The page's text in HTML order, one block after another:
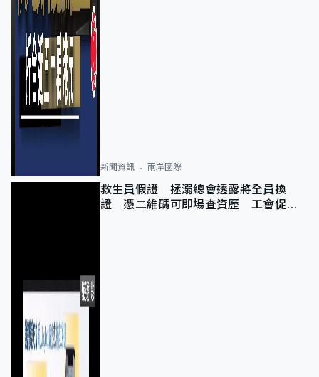
新聞資訊 兩岸國際
救生員假證｜拯溺總會透露將全員換
證 憑二維碼可即場查資歷 工會促加